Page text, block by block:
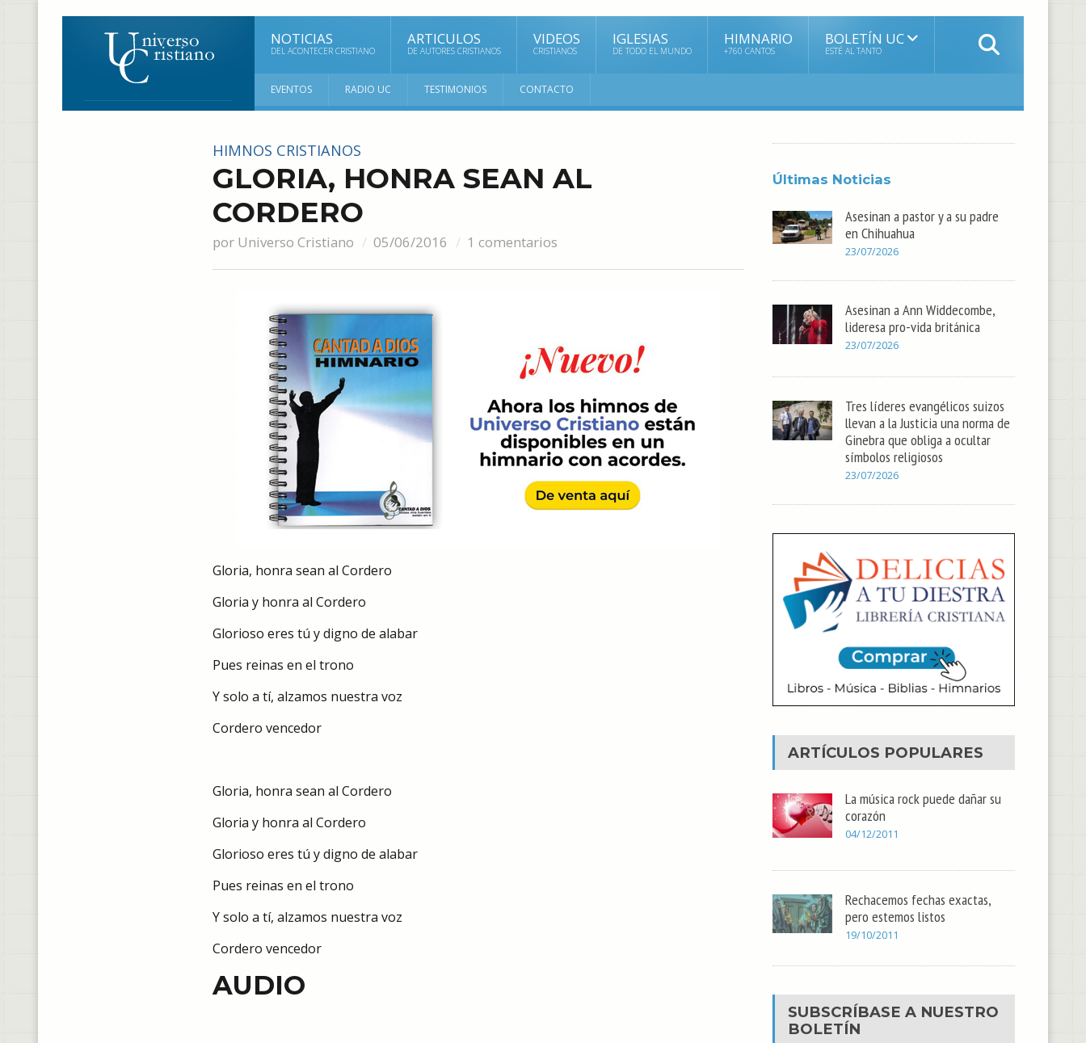
NOTICIAS
DEL ACONTECER CRISTIANO
ARTICULOS
DE AUTORES CRISTIANOS
VIDEOS
CRISTIANOS
IGLESIAS
DE TODO EL MUNDO
HIMNARIO
+760 CANTOS
BOLETÍN UC
ESTÉ AL TANTO
EVENTOS RADIO UC TESTIMONIOS CONTACTO
HIMNOS CRISTIANOS
GLORIA, HONRA SEAN AL
CORDERO
por Universo Cristiano 05/06/2016 1 comentarios
Gloria, honra sean al Cordero
Gloria y honra al Cordero
Glorioso eres tú y digno de alabar
Pues reinas en el trono
Y solo a tí, alzamos nuestra voz
Cordero vencedor
Gloria, honra sean al Cordero
Gloria y honra al Cordero
Glorioso eres tú y digno de alabar
Pues reinas en el trono
Y solo a tí, alzamos nuestra voz
Cordero vencedor
AUDIO
Últimas Noticias
Asesinan a pastor y a su padre
en Chihuahua
23/07/2026
Asesinan a Ann Widdecombe,
lideresa pro-vida británica
23/07/2026
Tres líderes evangélicos suizos
llevan a la Justicia una norma de
Ginebra que obliga a ocultar
símbolos religiosos
23/07/2026
ARTÍCULOS POPULARES
La música rock puede dañar su
corazón
04/12/2011
Rechacemos fechas exactas,
pero estemos listos
19/10/2011
SUBSCRÍBASE A NUESTRO
BOLETÍN